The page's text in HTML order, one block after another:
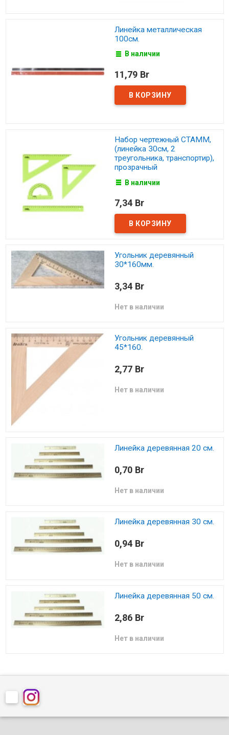
Линейка металлическая
100см.
В наличии
11,79 Br
Набор чертежный СТАММ,
(линейка 30см, 2
треугольника, транспортир),
прозрачный
В наличии
7,34 Br
Угольник деревянный
30*160мм.
3,34 Br
Нет в наличии
Угольник деревянный
45*160.
2,77 Br
Нет в наличии
Линейка деревянная 20 см.
0,70 Br
Нет в наличии
Линейка деревянная 30 см.
0,94 Br
Нет в наличии
Линейка деревянная 50 см.
2,86 Br
Нет в наличии